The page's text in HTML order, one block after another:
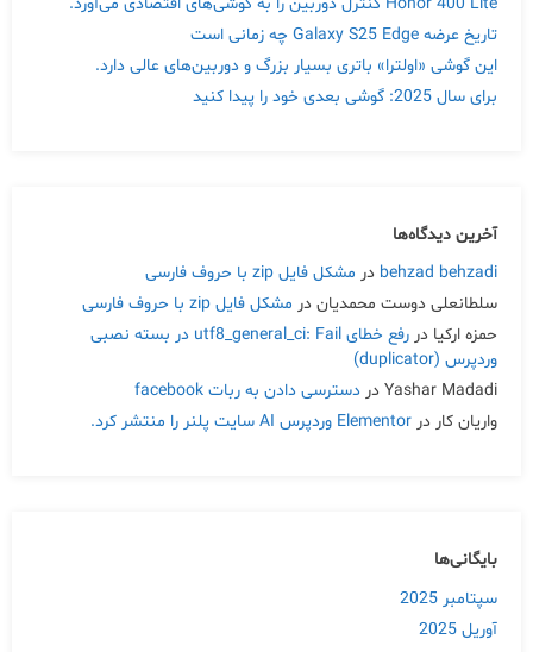
تاریخ عرضه Galaxy S25 Edge چه زمانی است
این گوشی «اولترا» باتری بسیار بزرگ و دوربین‌های عالی دارد.
برای سال 2025: گوشی بعدی خود را پیدا کنید
آخرین دیدگاه‌ها
behzad behzadi در مشکل فایل zip با حروف فارسی
سلطانعلی دوست محمدیان در مشکل فایل zip با حروف فارسی
حمزه ارکیا در
رفع خطای utf8_general_ci: Fail در بسته نصبی
وردپرس (duplicator)
Yashar Madadi در دسترسی دادن به ربات facebook
واریان کار در Elementor وردپرس AI سایت پلنر را منتشر کرد.
بایگانی‌ها
سپتامبر 2025
آوریل 2025